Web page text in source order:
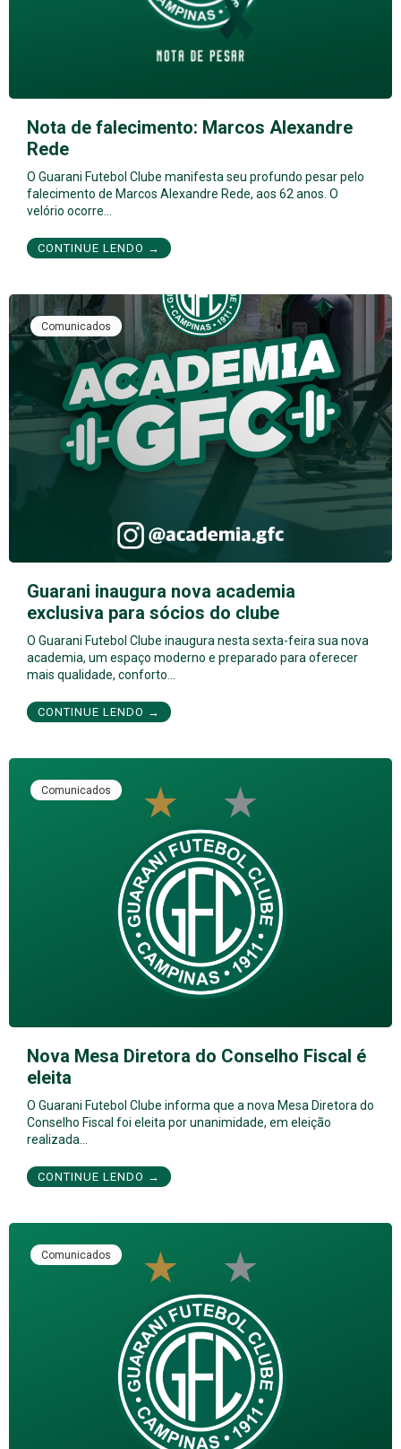
Nota de falecimento: Marcos Alexandre
Rede
O Guarani Futebol Clube manifesta seu profundo pesar pelo
falecimento de Marcos Alexandre Rede, aos 62 anos. O
velório ocorre…
CONTINUE LENDO →
Comunicados
Guarani inaugura nova academia
exclusiva para sócios do clube
O Guarani Futebol Clube inaugura nesta sexta-feira sua nova
academia, um espaço moderno e preparado para oferecer
mais qualidade, conforto…
CONTINUE LENDO →
Comunicados
Nova Mesa Diretora do Conselho Fiscal é
eleita
O Guarani Futebol Clube informa que a nova Mesa Diretora do
Conselho Fiscal foi eleita por unanimidade, em eleição
realizada…
CONTINUE LENDO →
Comunicados